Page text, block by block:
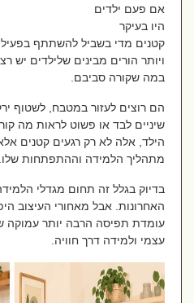
אם פעם ילדים
היו בעיקר
קטנים מדי בשביל להשתתף
ויותר הורים מבינים שלילדים יש
במה שקורה סביבם.
הם רוצים לעזור במטבח, לשטוף
שיניים לבד או פשוט לראות מה
הילד, אלה לא רק רגעים קטנים
מתהליך הלמידה וההתפתחות שלו.
בדיוק בגלל זה תחום מגדלי הלמידה
האחרונות. אבל מאחורי העיצוב
עומדת תפיסה הרבה יותר עמוקה
עצמי ולמידה דרך חוויה.